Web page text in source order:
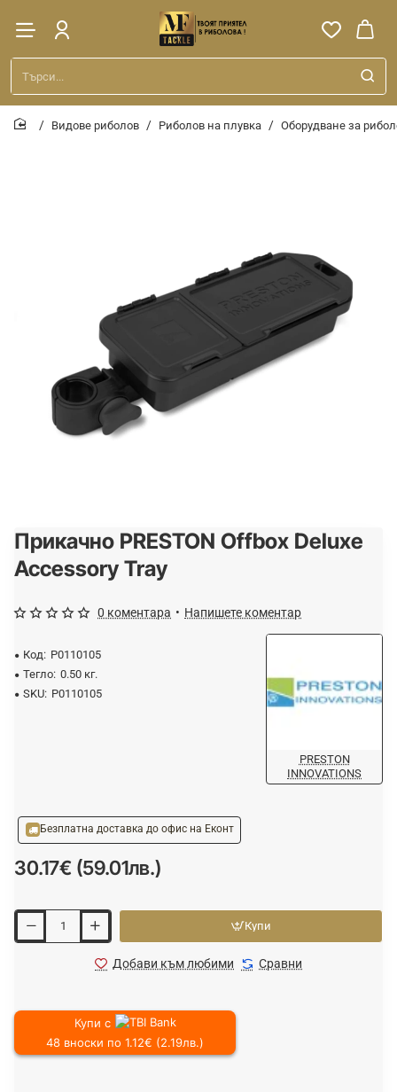
Търси...
Видове риболов Риболов на плувка Оборудване за
Прикачно PRESTON Offbox Deluxe
Accessory Tray
Код: P0110105
Тегло: 0.50 кг.
SKU: P0110105
PRESTON
INNOVATIONS
0 коментара • Напишете коментар
Безплатна доставка до офис на Еконт
30.17€ (59.01лв.)
Купи
Добави към любими Сравни
Купи с
48 вноски по 1.12€ (2.19лв.)